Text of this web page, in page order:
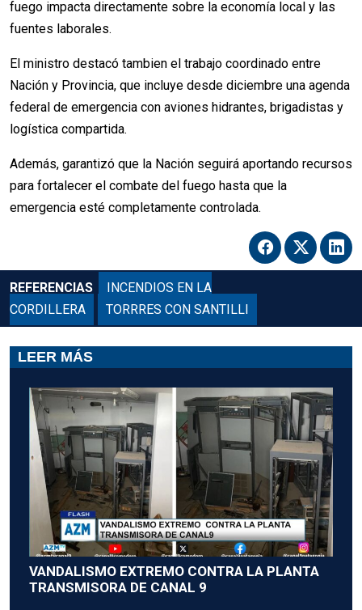
fuego impacta directamente sobre la economía local y las
fuentes laborales.
El ministro destacó tambien el trabajo coordinado entre
Nación y Provincia, que incluye desde diciembre una agenda
federal de emergencia con aviones hidrantes, brigadistas y
logística compartida.
Además, garantizó que la Nación seguirá aportando recursos
para fortalecer el combate del fuego hasta que la
emergencia esté completamente controlada.
REFERENCIAS
INCENDIOS EN LA
CORDILLERA
TORRRES CON SANTILLI
LEER MÁS
VANDALISMO EXTREMO CONTRA LA PLANTA
TRANSMISORA DE CANAL 9